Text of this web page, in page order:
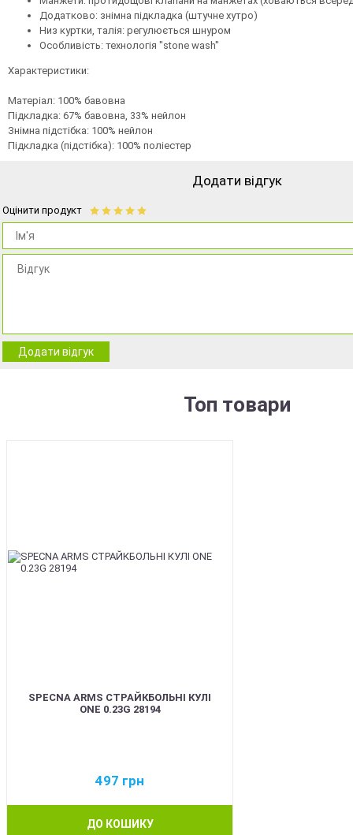
Додатково: знімна підкладка (штучне хутро)
Низ куртки, талія: регулюється шнуром
Особливість: технологія "stone wash"
Характеристики:
Матеріал: 100% бавовна
Підкладка: 67% бавовна, 33% нейлон
Знімна підстібка: 100% нейлон
Підкладка (підстібка): 100% поліестер
Додати відгук
Оцінити продукт
Додати відгук
Топ товари
SPECNA ARMS СТРАЙКБОЛЬНІ КУЛІ
ONE 0.23G 28194
497 грн
ДО КОШИКУ